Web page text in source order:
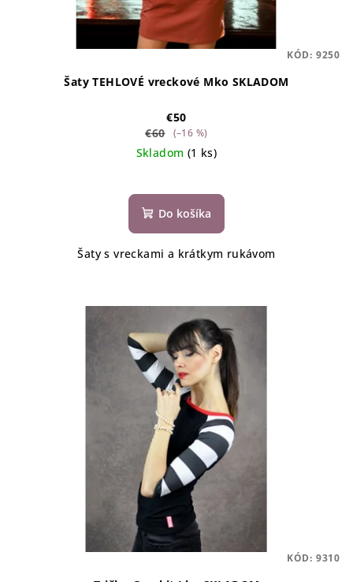
Šaty TEHLOVÉ vreckové Mko SKLADOM
€50
€60
(–16 %)
Skladom (1 ks)
Do košíka
Šaty s vreckami a krátkym rukávom
KÓD: 9250
KÓD: 9310